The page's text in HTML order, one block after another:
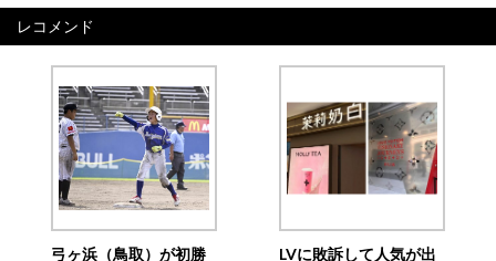
レコメンド
弓ヶ浜（鳥取）が初勝 LVに敗訴して人気が出